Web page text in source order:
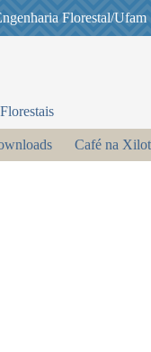
Florestal/Ufam
Café na